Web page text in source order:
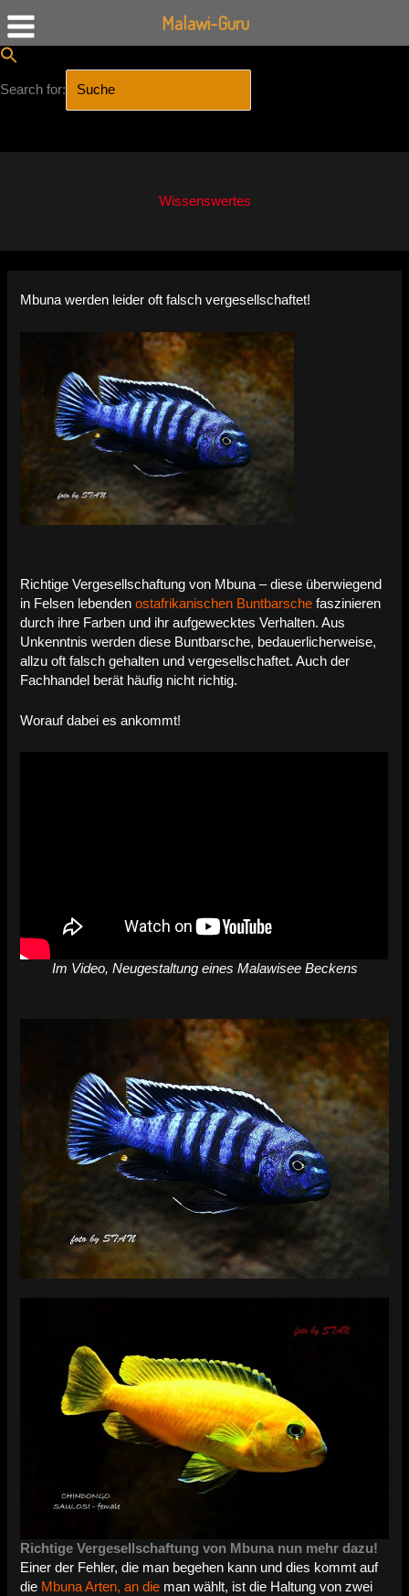
Search for:
Wissenswertes
Mbuna werden leider oft falsch vergesellschaftet!
Richtige Vergesellschaftung von Mbuna – diese überwiegend
in Felsen lebendenostafrikanischen Buntbarsche faszinieren
durch ihre Farben und ihr aufgewecktes Verhalten. Aus
Unkenntnis werden diese Buntbarsche, bedauerlicherweise,
allzu oft falsch gehalten und vergesellschaftet. Auch der
Fachhandel berät häufig nicht richtig.
Worauf dabei es ankommt!
Im Video, Neugestaltung eines Malawisee Beckens
Richtige Vergesellschaftung von Mbuna nun mehr dazu!
Einer der Fehler, die man begehen kann und dies kommt auf
die Mbuna Arten, an die man wählt, ist die Haltung von zwei
Malawi-Guru